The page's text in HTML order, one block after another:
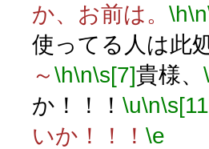
か、お前は。 \h\n
使ってる人は此
～\h\n\s[7]貴様、
か！！！ \u\n
いか！！！ \e